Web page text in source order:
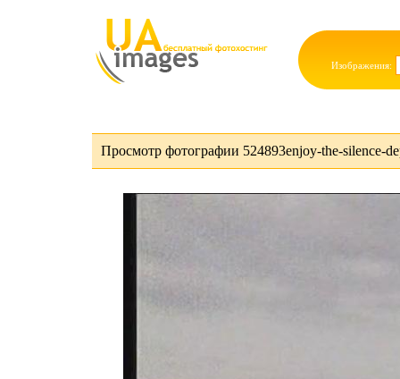
Изображения:
Просмотр фотографии 524893enjoy-the-silence-